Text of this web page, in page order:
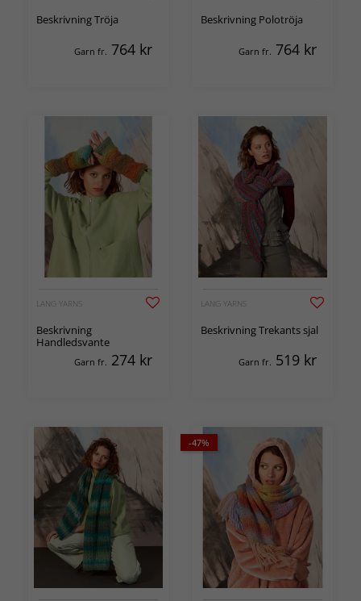
Beskrivning Tröja
Garn fr. 764 kr
Beskrivning Polotröja
Garn fr. 764 kr
LANG YARNS
Beskrivning
Handledsvante
Garn fr. 274 kr
LANG YARNS
Beskrivning Trekants sjal
Garn fr. 519 kr
-47%